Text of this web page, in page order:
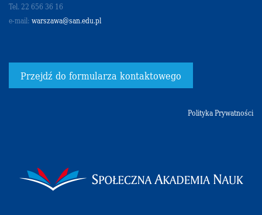
Tel. 22 656 36 16
e-mail: warszawa@san.edu.pl
Przejdź do formularza kontaktowego
Polityka Prywatności